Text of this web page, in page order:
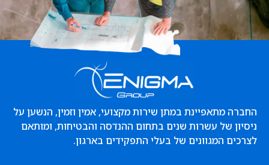
החברה מתאפיינת במתן שירות מקצועי, אמין וזמין, הנשען על
ניסיון של עשרות שנים בתחום ההנדסה והבטיחות, ומותאם
לצרכים המגוונים של בעלי התפקידים בארגון.